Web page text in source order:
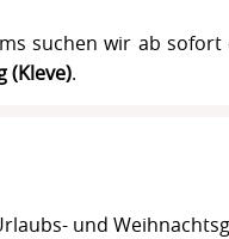
suchen wir ab sofort
(Kleve).
und